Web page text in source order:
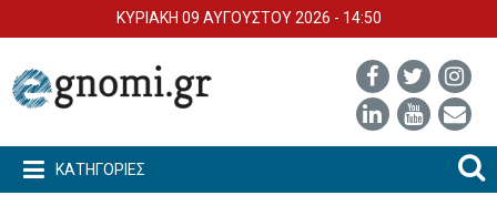
ΚΥΡΙΑΚΗ 09 ΑΥΓΟΥΣΤΟΥ 2026 - 14:50
ΚΑΤΗΓΟΡΙΕΣ